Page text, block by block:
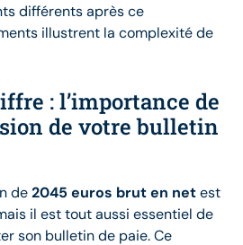
différents après ce
illustrent la complexité de
: l’importance de
de votre bulletin
de2045 euros brut en netest
il est tout aussi essentiel de
son bulletin de paie. Ce